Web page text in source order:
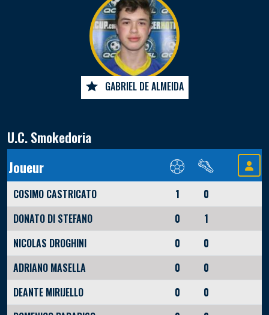
GABRIEL DE ALMEIDA
U.C. Smokedoria
Joueur
COSIMO CASTRICATO 1
0
DONATO DI STEFANO
0
1
NICOLAS DROGHINI
0
0
ADRIANO MASELLA
0
0
DEANTE MIRIJELLO
0
0